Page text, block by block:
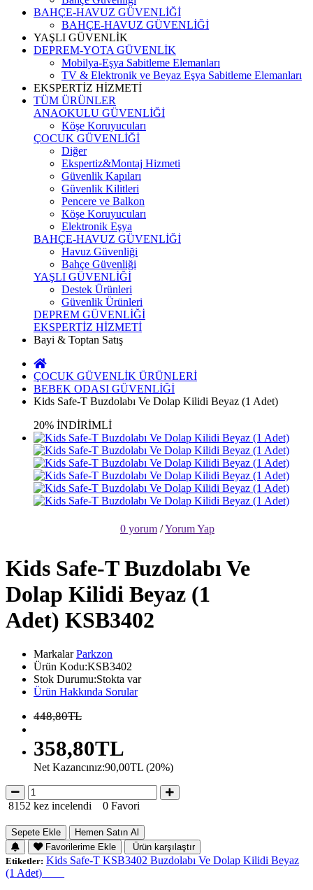
BAHÇE-HAVUZ GÜVENLİĞİ
BAHÇE-HAVUZ GÜVENLİĞİ
YAŞLI GÜVENLİK
DEPREM-YOTA GÜVENLİK
Mobilya-Eşya Sabitleme Elemanları
TV & Elektronik ve Beyaz Eşya Sabitleme Elemanları
EKSPERTİZ HİZMETİ
TÜM ÜRÜNLER
ANAOKULU GÜVENLİĞİ
Köşe Koruyucuları
ÇOCUK GÜVENLİĞİ
Diğer
Ekspertiz&Montaj Hizmeti
Güvenlik Kapıları
Güvenlik Kilitleri
Pencere ve Balkon
Köşe Koruyucuları
Elektronik Eşya
BAHÇE-HAVUZ GÜVENLİĞİ
Havuz Güvenliği
Bahçe Güvenliği
YAŞLI GÜVENLİĞİ
Destek Ürünleri
Güvenlik Ürünleri
DEPREM GÜVENLİĞİ
EKSPERTİZ HİZMETİ
Bayi & Toptan Satış
ÇOCUK GÜVENLİK ÜRÜNLERİ
BEBEK ODASI GÜVENLİĞİ
Kids Safe-T Buzdolabı Ve Dolap Kilidi Beyaz (1 Adet)
20% İNDİRİMLİ
0 yorum /Yorum Yap
Kids Safe-T Buzdolabı Ve
Dolap Kilidi Beyaz (1
Adet) KSB3402
MarkalarParkzon
Ürün Kodu:KSB3402
Stok Durumu:Stokta var
Ürün Hakkında Sorular
448,80TL
358,80TL
Net Kazancınız:90,00TL (20%)
8152 kez incelendi 0 Favori
Sepete Ekle
Hemen Satın Al
Favorilerime Ekle
Ürün karşılaştır
Etiketler: Kids Safe-T KSB3402 Buzdolabı Ve Dolap Kilidi Beyaz
(1 Adet)____